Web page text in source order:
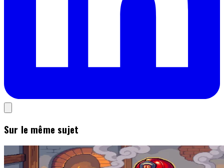
Sur le même sujet